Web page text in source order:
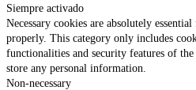
Siempre activado
Necessary cookies are absolutely
properly. This category only includes
functionalities and security features of
store any personal information.
Non-necessary